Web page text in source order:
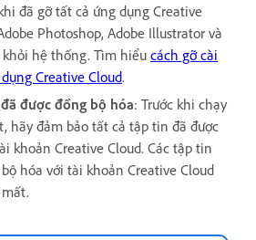
đã gỡ tất cả ứng dụng Creative
Photoshop, Adobe Illustrator và
hệ thống. Tìm hiểu cách gỡ cài
Creative Cloud.
được đồng bộ hóa: Trước khi chạy
hãy đảm bảo tất cả tập tin đã được
khoản Creative Cloud. Các tập tin
hóa với tài khoản Creative Cloud